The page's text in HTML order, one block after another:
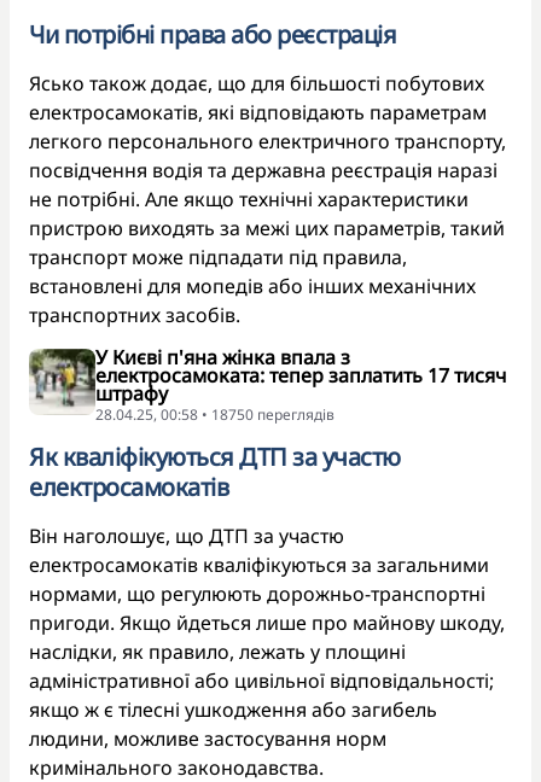
Чи потрібні права або реєстрація
Ясько також додає, що для більшості побутових
електросамокатів, які відповідають параметрам
легкого персонального електричного транспорту,
посвідчення водія та державна реєстрація наразі
не потрібні. Але якщо технічні характеристики
пристрою виходять за межі цих параметрів, такий
транспорт може підпадати під правила,
встановлені для мопедів або інших механічних
транспортних засобів.
У Києві п'яна жінка впала з
електросамоката: тепер заплатить 17 тисяч
штрафу
28.04.25, 00:58 • 18750 переглядiв
Як кваліфікуються ДТП за участю
електросамокатів
Він наголошує, що ДТП за участю
електросамокатів кваліфікуються за загальними
нормами, що регулюють дорожньо-транспортні
пригоди. Якщо йдеться лише про майнову шкоду,
наслідки, як правило, лежать у площині
адміністративної або цивільної відповідальності;
якщо ж є тілесні ушкодження або загибель
людини, можливе застосування норм
кримінального законодавства.